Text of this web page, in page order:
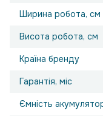
Ширина робота, см
Висота робота, см
Країна бренду
Гарантія, міс
Ємність